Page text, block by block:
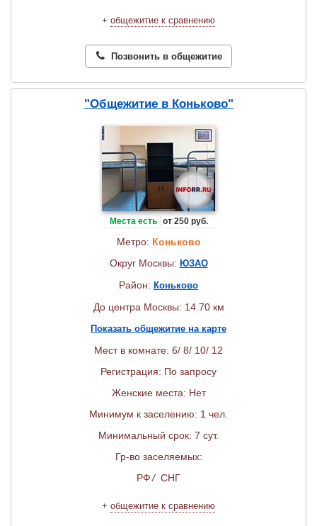
+ общежитие к сравнению
Позвонить в общежитие
"Общежитие в Коньково"
Места есть от 250 руб.
Метро: Коньково
Округ Москвы: ЮЗАО
Район: Коньково
До центра Москвы: 14.70 км
Показать общежитие на карте
Мест в комнате: 6/ 8/ 10/ 12
Регистрация: По запросу
Женские места: Нет
Минимум к заселению: 1 чел.
Минимальный срок: 7 сут.
Гр-во заселяемых:
РФ/ СНГ
+ общежитие к сравнению